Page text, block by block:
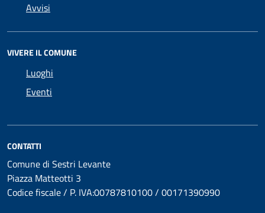
Avvisi
VIVERE IL COMUNE
Luoghi
Eventi
CONTATTI
Comune di Sestri Levante
Piazza Matteotti 3
Codice fiscale / P. IVA:00787810100 / 00171390990